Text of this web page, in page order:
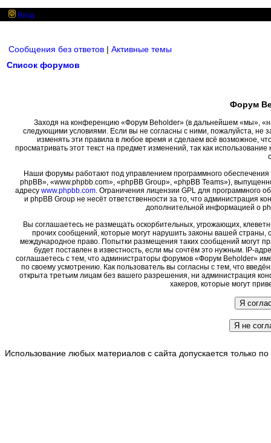
Вход
Сообщения без ответов | Активные темы
Список форумов
Форум
Заходя на конференцию «Форум Beholder» (в дальнейшем «мы»,
следующими условиями. Если вы не согласны с ними, пожалуйста, не
изменять эти правила в любое время и сделаем всё возможное,
просматривать этот текст на предмет изменений, так как
Наши форумы работают под управлением программного
phpBB», «www.phpbb.com», «phpBB Group», «phpBB Teams»),
адресу www.phpbb.com. Ограничения лицензии GPL для программного
и phpBB Group не несёт ответственности за то, что администрация
дополнительной информацией о
Вы соглашаетесь не размещать оскорбительных, угрожающих,
прочих сообщений, которые могут нарушить законы вашей страны,
международное право. Попытки размещения таких сообщений могут
будет поставлен в известность, если мы сочтём это нужным. IP-
соглашаетесь с тем, что администраторы форумов «Форум Beholder»
по своему усмотрению. Как пользователь вы согласны с тем, что
открыта третьим лицам без вашего разрешения, ни администрация
хакеров, которые могут
Использование любых материалов с сайта допускается только